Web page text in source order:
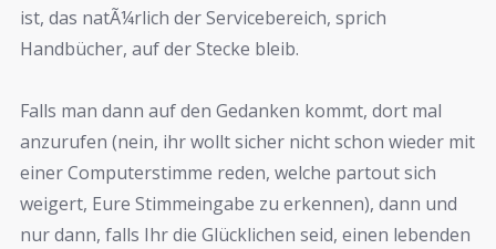
ist, das natÃ¼rlich der Servicebereich, sprich
Handbücher, auf der Stecke bleib.
Falls man dann auf den Gedanken kommt, dort mal
anzurufen (nein, ihr wollt sicher nicht schon wieder mit
einer Computerstimme reden, welche partout sich
weigert, Eure Stimmeingabe zu erkennen), dann und
nur dann, falls Ihr die Glücklichen seid, einen lebenden